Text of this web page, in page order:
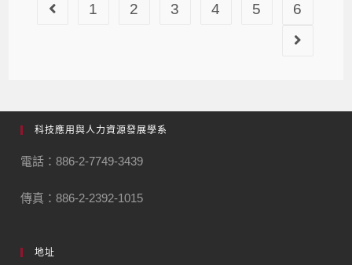
1 2 3 4 5 6
科技應用與人力資源發展學系
電話：886-2-7749-3439
傳真：886-2-2392-1015
地址